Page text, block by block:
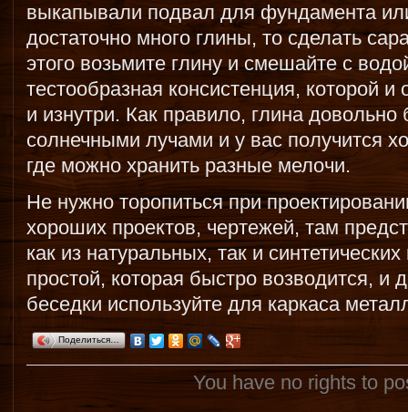
выкапывали подвал для фундамента
достаточно много глины, то сделать
этого возьмите глину и смешайте с
тестообразная консистенция, которой
и изнутри. Как правило, глина
солнечными лучами и у вас получится
где можно хранить разные мелочи.
Не нужно торопиться при
хороших проектов, чертежей, там
как из натуральных, так и
простой, которая быстро возводится, и
беседки используйте для каркаса
Поделиться…
You have no rights to